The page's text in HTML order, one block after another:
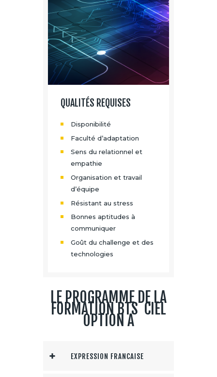
QUALITÉS REQUISES
Disponibilité
Faculté d’adaptation
Sens du relationnel et
empathie
Organisation et travail
d’équipe
Résistant au stress
Bonnes aptitudes à
communiquer
Goût du challenge et des
technologies
LE PROGRAMME DE LA
FORMATION BTS CIEL
OPTION A
EXPRESSION FRANCAISE